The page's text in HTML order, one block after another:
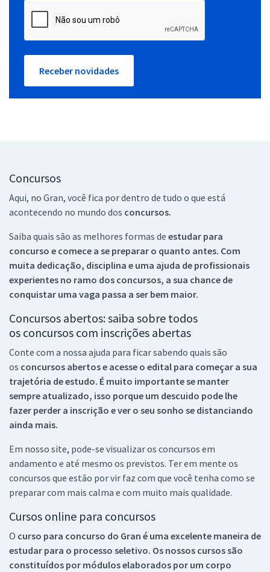
Receber novidades
Concursos
Aqui, no Gran, você fica por dentro de tudo o que está
acontecendo no mundo dos concursos.
Saiba quais são as melhores formas de estudar para
concurso e comece a se preparar o quanto antes. Com
muita dedicação, disciplina e uma ajuda de profissionais
experientes no ramo dos concursos, a sua chance de
conquistar uma vaga passa a ser bem maior.
Concursos abertos: saiba sobre todos
os concursos com inscrições abertas
Conte com a nossa ajuda para ficar sabendo quais são
os concursos abertos e acesse o edital para começar a sua
trajetória de estudo. É muito importante se manter
sempre atualizado, isso porque um descuido pode lhe
fazer perder a inscrição e ver o seu sonho se distanciando
ainda mais.
Em nosso site, pode-se visualizar os concursos em
andamento e até mesmo os previstos. Ter em mente os
concursos que estão por vir faz com que você tenha como se
preparar com mais calma e com muito mais qualidade.
Cursos online para concursos
O curso para concurso do Gran é uma excelente maneira de
estudar para o processo seletivo. Os nossos cursos são
constituídos por módulos elaborados por um corpo